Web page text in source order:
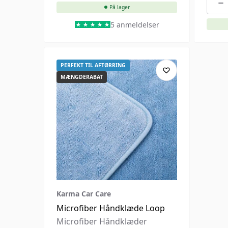
På lager
5 anmeldelser
PERFEKT TIL AFTØRRING
MÆNGDERABAT
Karma Car Care
Microfiber Håndklæde Loop
Microfiber Håndklæder